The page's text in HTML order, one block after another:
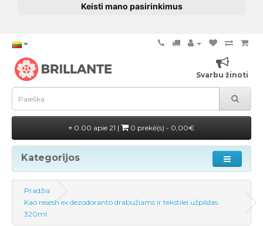
Keisti mano pasirinkimus
Svarbu žinoti
0.00 apie 21 | 0 prekė(s) - 0,00€
Kategorijos
Pradžia
Kao resesh ex dezodoranto drabužiams ir tekstilei užpildas
320ml